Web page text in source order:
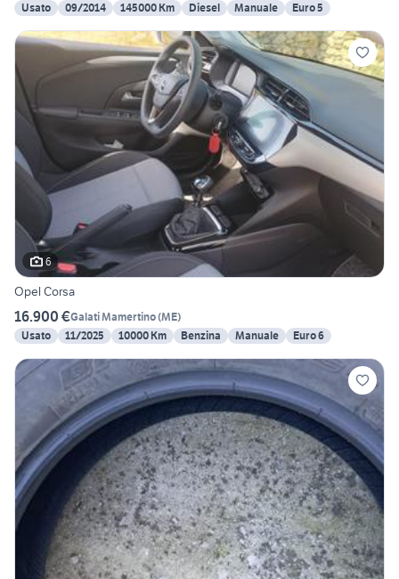
Usato
09/2014 145000 Km Diesel Manuale Euro 5
6
Opel Corsa
16.900 €Galati Mamertino(ME)
Usato
11/2025 10000 Km Benzina Manuale Euro 6